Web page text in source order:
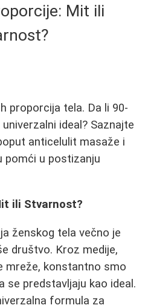
Mit ili
proporcija tela. Da li 90-
ideal? Saznajte
anticelulit masaže i
pomći u postizanju
ili Stvarnost?
ženskog tela večno je
društvo. Kroz medije,
mreže, konstantno smo
se predstavljaju kao ideal.
formula za